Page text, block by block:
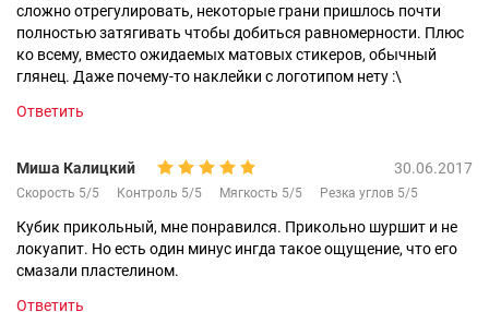
сложно отрегулировать, некоторые грани пришлось почти
полностью затягивать чтобы добиться равномерности. Плюс
ко всему, вместо ожидаемых матовых стикеров, обычный
глянец. Даже почему-то наклейки с логотипом нету :\
Ответить
Миша Калицкий 30.06.2017
Скорость 5/5 Контроль 5/5 Мягкость 5/5 Резка углов 5/5
Кубик прикольный, мне понравился. Прикольно шуршит и не
локуапит. Но есть один минус ингда такое ощущение, что его
смазали пластелином.
Ответить